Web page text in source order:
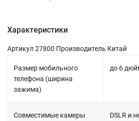
Характеристики
Артикул 27800 Производитель Китай
Размер мобильного
телефона (ширина
зажима)
до 6
Совместимые камеры
DSLR и